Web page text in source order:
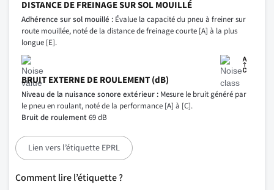
DISTANCE DE FREINAGE SUR SOL MOUILLÉ
Adhérence sur sol mouillé : Évalue la capacité du pneu à freiner sur
route mouillée, noté de la distance de freinage courte [A] à la plus
longue [E].
BRUIT EXTERNE DE ROULEMENT (dB)
Niveau de la nuisance sonore extérieur : Mesure le bruit généré par
le pneu en roulant, noté de la performance [A] à [C].
Bruit de roulement69 dB
Lien vers l’étiquette EPRL
Comment lire l’étiquette ?